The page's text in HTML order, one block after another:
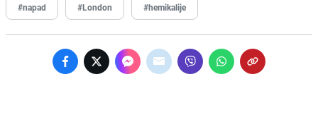
#napad #London #hemikalije